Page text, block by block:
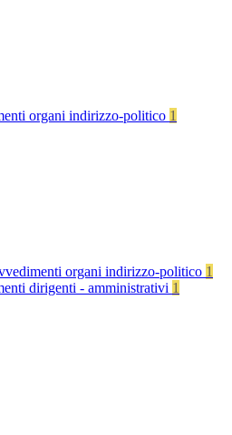
organi indirizzo-politico 1
organi indirizzo-politico 1
dirigenti - amministrativi 1